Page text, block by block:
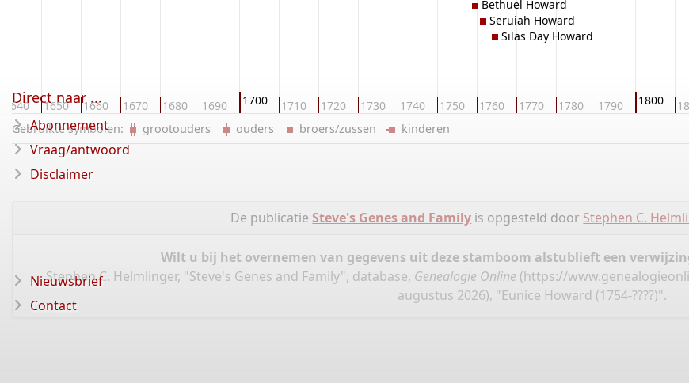
1640 1650 1660 1670 1680 1690 1700 1710 1720 1730 1740 1750 1760 1770 1780 1790 1800
Bethuel Howard
Seruiah Howard
Silas Day Howard
Gebruikte symbolen: grootouders ouders broers/zussen kinderen
De publicatieSteve's Genes and Family is opgesteld door Stephen C.
Wilt u bij het overnemen van gegevens uit deze stamboom alstublieft een
Stephen C. Helmlinger, "Steve's Genes and Family", database, Genealogie Online (https://
augustus 2026), "Eunice Howard (1754-????)".
Direct naar ...
Abonnement
Vraag/antwoord
Disclaimer
Nieuwsbrief
Contact